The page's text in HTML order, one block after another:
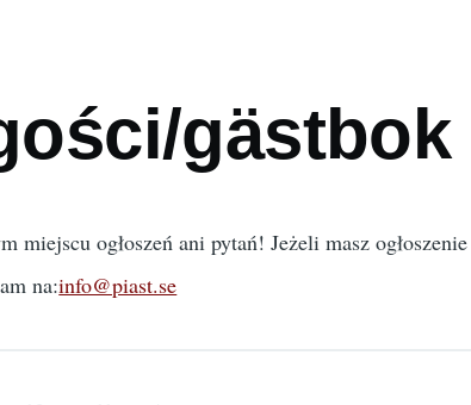
gästbok
miejscu ogłoszeń ani pytań! Jeżeli masz
na:info@piast.se